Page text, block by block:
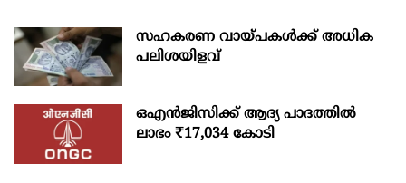
സഹകരണ വായ്പകള്‍ക്ക് അധിക
പലിശയിളവ്
ഒഎന്‍ജിസിക്ക് ആദ്യ പാദത്തില്‍
ലാഭം ₹17,034 കോടി